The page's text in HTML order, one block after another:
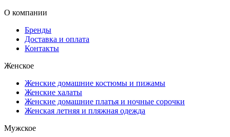
О компании
Бренды
Доставка и оплата
Контакты
Женское
Женские домашние костюмы и пижамы
Женские халаты
Женские домашние платья и ночные сорочки
Женская летняя и пляжная одежда
Мужское